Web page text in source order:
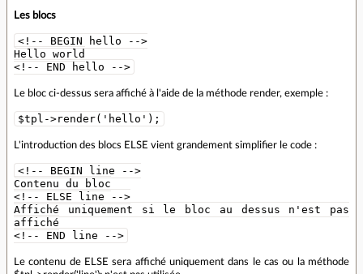
Les blocs
<!-- BEGIN hello -->
Hello world
<!-- END hello -->
Le bloc ci-dessus sera affiché à l'aide de la méthode render, exemple :
$tpl->render('hello');
L'introduction des blocs ELSE vient grandement simplifier le code :
<!-- BEGIN line -->
Contenu du bloc
<!-- ELSE line -->
Affiché uniquement si le bloc au dessus n'est pas
affiché
<!-- END line -->
Le contenu de ELSE sera affiché uniquement dans le cas ou la méthode